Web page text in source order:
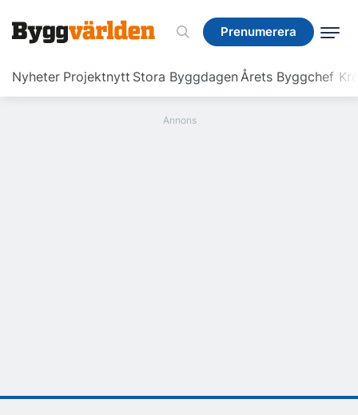
Prenumerera
Nyheter Projektnytt Stora ByggdagenÅrets Byggchef
Prenumerera